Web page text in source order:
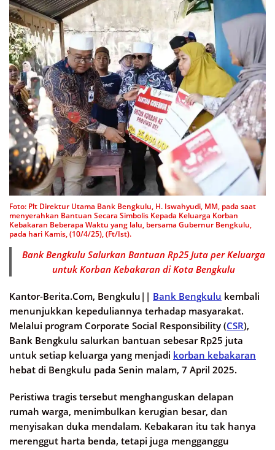
Foto: Plt Direktur Utama Bank Bengkulu, H. Iswahyudi, MM, pada saat
menyerahkan Bantuan Secara Simbolis Kepada Keluarga Korban
Kebakaran Beberapa Waktu yang lalu, bersama Gubernur Bengkulu,
pada hari Kamis, (10/4/25), (Ft/Ist).
Bank Bengkulu Salurkan Bantuan Rp25 Juta per Keluarga
untuk Korban Kebakaran di Kota Bengkulu
Kantor-Berita.Com, Bengkulu|| Bank Bengkulu kembali
menunjukkan kepeduliannya terhadap masyarakat.
Melalui program Corporate Social Responsibility (CSR),
Bank Bengkulu salurkan bantuan sebesar Rp25 juta
untuk setiap keluarga yang menjadi korban kebakaran
hebat di Bengkulu pada Senin malam, 7 April 2025.
Peristiwa tragis tersebut menghanguskan delapan
rumah warga, menimbulkan kerugian besar, dan
menyisakan duka mendalam. Kebakaran itu tak hanya
merenggut harta benda, tetapi juga mengganggu